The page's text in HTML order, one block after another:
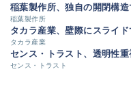
稲葉製作所、独自の開閉構
稲葉製作所
タカラ産業、壁際にスライ
タカラ産業
センス・トラスト、透明性
センス・トラスト